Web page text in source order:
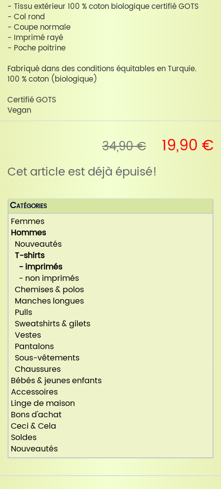
- Tissu extérieur 100 % coton biologique certifié GOTS
- Col rond
- Coupe normale
- Imprimé rayé
- Poche poitrine
Fabriqué dans des conditions équitables en Turquie.
100 % coton (biologique)
Certifié GOTS
Vegan
34,90 € 19,90 €
Cet article est déjà épuisé!
Catégories
Femmes
Hommes
Nouveautés
T-shirts
- imprimés
- non imprimés
Chemises & polos
Manches longues
Pulls
Sweatshirts & gilets
Vestes
Pantalons
Sous-vêtements
Chaussures
Bébés & jeunes enfants
Accessoires
Linge de maison
Bons d'achat
Ceci & Cela
Soldes
Nouveautés